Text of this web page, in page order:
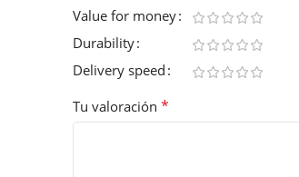
Value for money
Durability
Delivery speed
Tu valoración *